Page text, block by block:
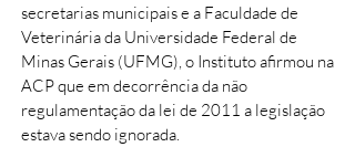
secretarias municipais e a Faculdade de
Veterinária da Universidade Federal de
Minas Gerais (UFMG), o Instituto afirmou na
ACP que em decorrência da não
regulamentação da lei de 2011 a legislação
estava sendo ignorada.